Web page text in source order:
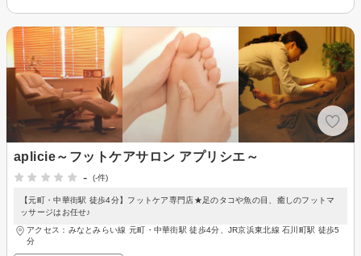
aplicie～フットケアサロン アプリシエ～
-
(-件)
【元町・中華街駅 徒歩4分】フットケア専門店★足のタコや魚の目、癒しのフットマ
ッサージはお任せ♪
アクセス：みなとみらい線 元町・中華街駅 徒歩4分、JR京浜東北線 石川町駅 徒歩5
分